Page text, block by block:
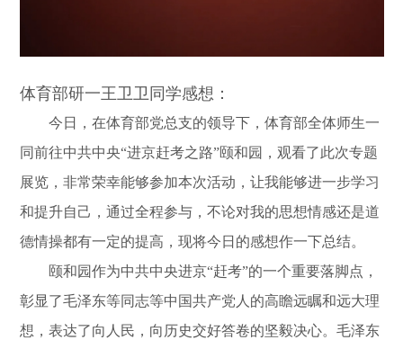
体育部研一王卫卫同学感想：
今日，在体育部党总支的领导下，体育部全体师生一
同前往中共中央“进京赶考之路”颐和园，观看了此次专题
展览，非常荣幸能够参加本次活动，让我能够进一步学习
和提升自己，通过全程参与，不论对我的思想情感还是道
德情操都有一定的提高，现将今日的感想作一下总结。
颐和园作为中共中央进京“赶考”的一个重要落脚点，
彰显了毛泽东等同志等中国共产党人的高瞻远瞩和远大理
想，表达了向人民，向历史交好答卷的坚毅决心。毛泽东